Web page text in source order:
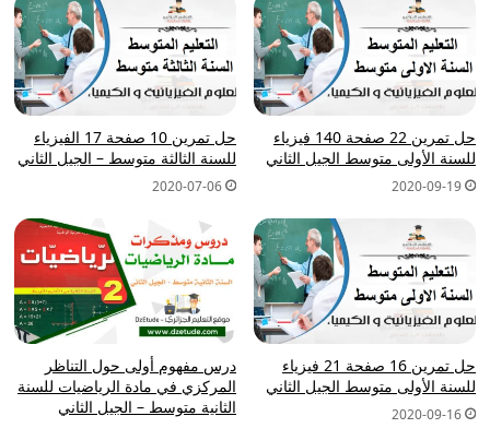
حل تمرين 22 صفحة 140 فيزياء
للسنة الأولى متوسط الجيل الثاني
2020-09-19
حل تمرين 10 صفحة 17 الفيزياء
للسنة الثالثة متوسط – الجيل الثاني
2020-07-06
حل تمرين 16 صفحة 21 فيزياء
للسنة الأولى متوسط الجيل الثاني
2020-09-16
درس مفهوم أولى حول التناظر
المركزي في مادة الرياضيات للسنة
الثانية متوسط – الجيل الثاني